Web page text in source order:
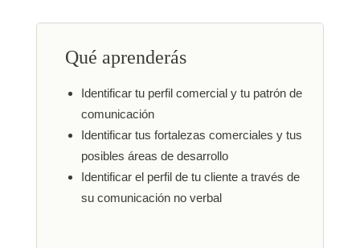
Qué aprenderás
Identificar tu perfil comercial y tu patrón de
comunicación
Identificar tus fortalezas comerciales y tus
posibles áreas de desarrollo
Identificar el perfil de tu cliente a través de
su comunicación no verbal